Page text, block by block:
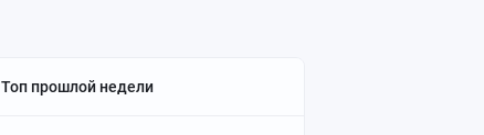
Топ прошлой недели